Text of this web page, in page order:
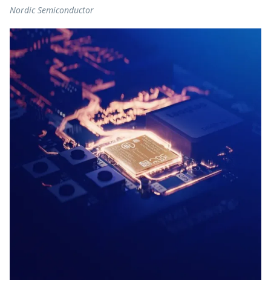
Nordic Semiconductor